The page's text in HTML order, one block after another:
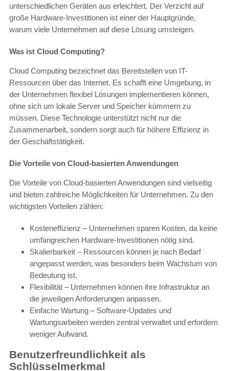
unterschiedlichen Geräten aus erleichtert. Der Verzicht auf
große Hardware-Investitionen ist einer der Hauptgründe,
warum viele Unternehmen auf diese Lösung umsteigen.
Was ist Cloud Computing?
Cloud Computing bezeichnet das Bereitstellen von IT-
Ressourcen über das Internet. Es schafft eine Umgebung, in
der Unternehmen flexibel Lösungen implementieren können,
ohne sich um lokale Server und Speicher kümmern zu
müssen. Diese Technologie unterstützt nicht nur die
Zusammenarbeit, sondern sorgt auch für höhere Effizienz in
der Geschäftstätigkeit.
Die Vorteile von Cloud-basierten Anwendungen
Die Vorteile von Cloud-basierten Anwendungen sind vielseitig
und bieten zahlreiche Möglichkeiten für Unternehmen. Zu den
wichtigsten Vorteilen zählen:
Kosteneffizienz – Unternehmen sparen Kosten, da keine
umfangreichen Hardware-Investitionen nötig sind.
Skalierbarkeit – Ressourcen können je nach Bedarf
angepasst werden, was besonders beim Wachstum von
Bedeutung ist.
Flexibilität – Unternehmen können ihre Infrastruktur an
die jeweiligen Anforderungen anpassen.
Einfache Wartung – Software-Updates und
Wartungsarbeiten werden zentral verwaltet und erfordern
weniger Aufwand.
Benutzerfreundlichkeit als
Schlüsselmerkmal